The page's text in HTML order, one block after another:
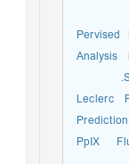
6.
PpIX